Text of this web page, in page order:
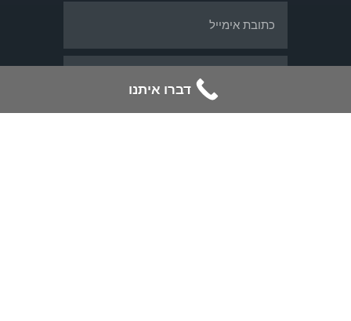
דברו איתנו